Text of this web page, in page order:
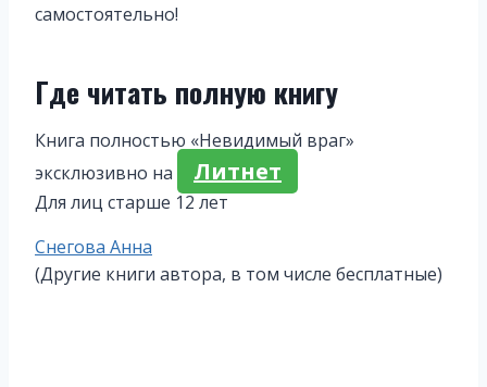
самостоятельно!
Где читать полную книгу
Книга полностью «Невидимый враг»
эксклюзивно на
Литнет
Для лиц старше 12 лет
Метки
записи:
Снегова Анна
(Другие книги автора, в том числе бесплатные)